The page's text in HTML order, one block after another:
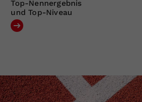
Top-Nennergebnis
und Top-Niveau